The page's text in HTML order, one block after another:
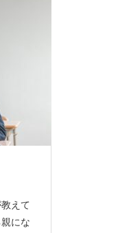
えて
にな